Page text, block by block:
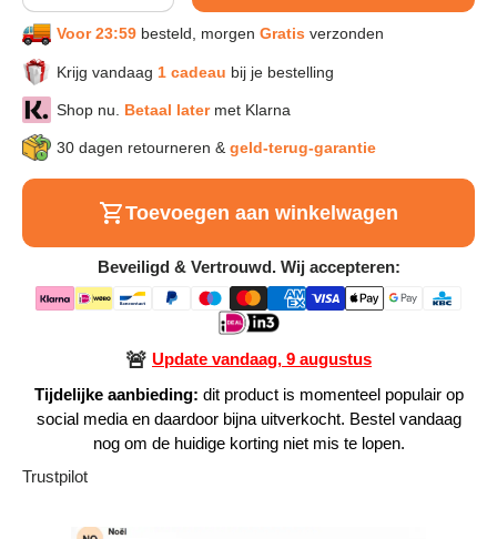
Keuken & Koken
Verlichting & Sfeer
Alle Producten
Alle collecties
Blogs
Contact
Over ons
Voor 23:59 besteld, morgen Gratis verzonden
Krijg vandaag 1 cadeau bij je bestelling
Shop nu. Betaal latermet Klarna
30 dagen retourneren & geld-terug-garantie
Toevoegen aan winkelwagen
Beveiligd & Vertrouwd. Wij accepteren:
🚨 Update vandaag, 9 augustus
Tijdelijke aanbieding: dit product is momenteel populair op
social media en daardoor bijna uitverkocht. Bestel vandaag
nog om de huidige korting niet mis te lopen.
Trustpilot